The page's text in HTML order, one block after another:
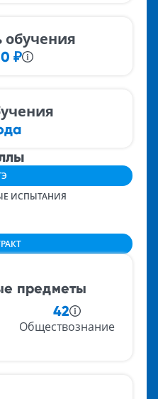
обучения
₽
ИСПЫТАНИЯ
предметы
42
Обществознание